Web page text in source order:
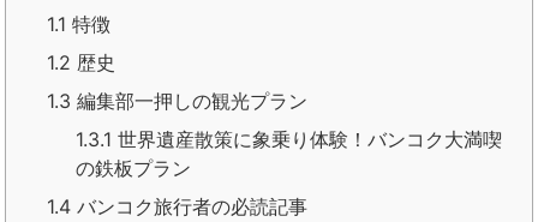
1.1 特徴
1.2 歴史
1.3 編集部一押しの観光プラン
1.3.1 世界遺産散策に象乗り体験！バンコク大満喫
の鉄板プラン
1.4 バンコク旅行者の必読記事